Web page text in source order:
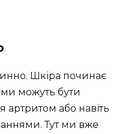
Шкіра починає
можуть бути
артритом або навіть
Тут ми вже